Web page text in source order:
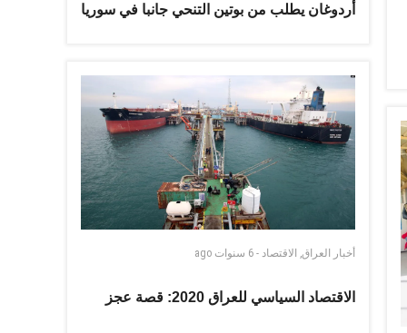
أردوغان يطلب من بوتين التنحي جانبا في سوريا
أخبار العراق, الاقتصاد- 6 سنوات ago
الاقتصاد السياسي للعراق 2020: قصة عجز